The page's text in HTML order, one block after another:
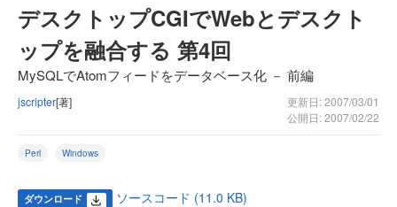
デスクトップCGIでWebとデスクト
ップを融合する 第4回
MySQLでAtomフィードをデータベース化 － 前編
jscripter[著]
更新日: 2007/03/01
公開日: 2007/02/22
Perl Windows
ダウンロード ソースコード (11.0 KB)